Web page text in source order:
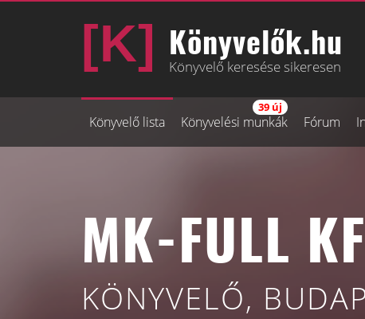
Könyvelők.hu
Könyvelő keresése sikeresen
Könyvelő lista Könyvelési munkák
39 új
Fórum
MK-FULL
KÖNYVELŐ,